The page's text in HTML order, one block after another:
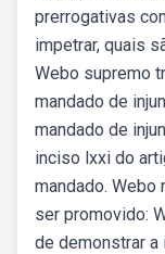
prerrogativas
impetrar, quais
Webo supremo
mandado de
mandado de
inciso lxxi do
mandado. Webo
ser promovido:
de demonstrar a